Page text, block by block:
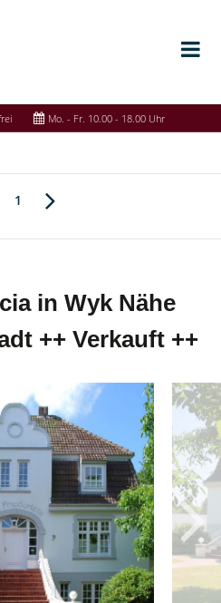
Mo. - Fr. 10.00 - 18.00 Uhr
1
in Wyk Nähe
++ Verkauft ++